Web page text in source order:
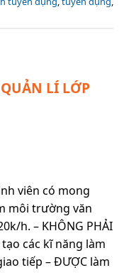
LÍ LỚP
viên có mong
môi trường văn
h. – KHÔNG PHẢI
các kĩ năng làm
tiếp – ĐƯỢC làm